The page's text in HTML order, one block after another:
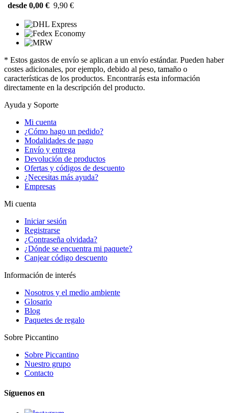
desde 0,00 € 9,90 €
* Estos gastos de envío se aplican a un envío estándar. Pueden haber
costes adicionales, por ejemplo, debido al peso, tamaño o
características de los productos. Encontrarás esta información
directamente en la descripción del producto.
Ayuda y Soporte
Mi cuenta
¿Cómo hago un pedido?
Modalidades de pago
Envío y entrega
Devolución de productos
Ofertas y códigos de descuento
¿Necesitas más ayuda?
Empresas
Mi cuenta
Iniciar sesión
Registrarse
¿Contraseña olvidada?
¿Dónde se encuentra mi paquete?
Canjear código descuento
Información de interés
Nosotros y el medio ambiente
Glosario
Blog
Paquetes de regalo
Sobre Piccantino
Sobre Piccantino
Nuestro grupo
Contacto
Síguenos en